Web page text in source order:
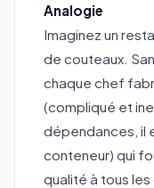
Analogie
Imaginez un
de couteaux.
chaque chef
(compliqué et
dépendances, il
conteneur) qui
qualité à tous